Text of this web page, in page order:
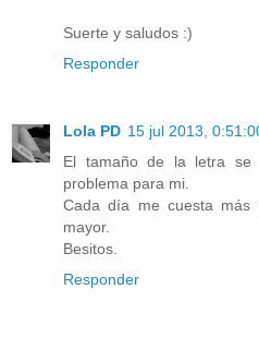
Suerte y saludos :)
Responder
Lola PD 15 jul 2013,
El tamaño de la letra se
problema para mi.
Cada día me cuesta
mayor.
Besitos.
Responder